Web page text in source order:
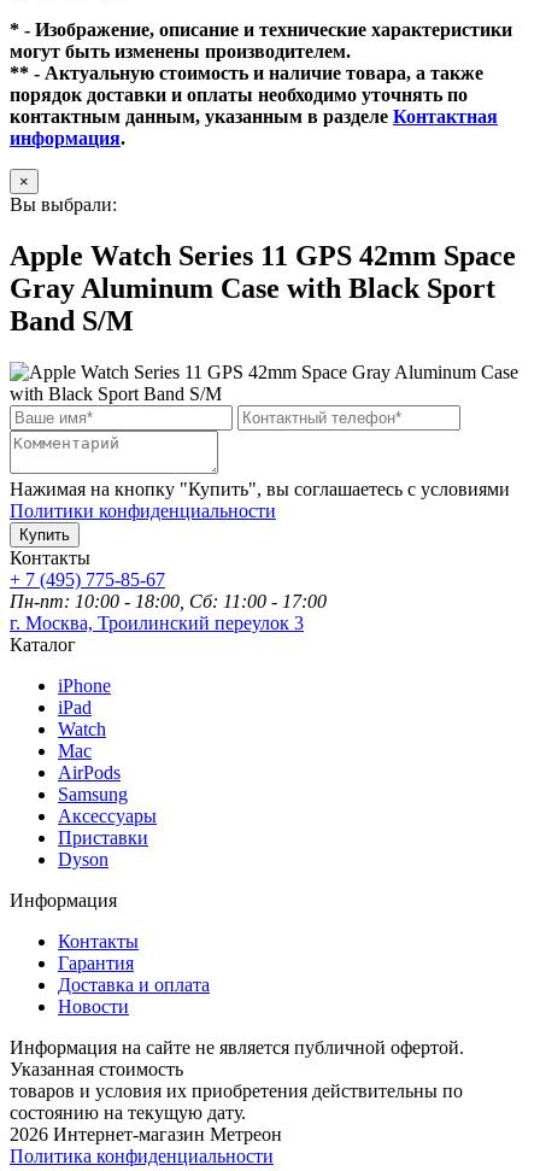
* - Изображение, описание и технические характеристики
могут быть изменены производителем.
** - Актуальную стоимость и наличие товара, а также
порядок доставки и оплаты необходимо уточнять по
контактным данным, указанным в разделе Контактная
информация.
×
Вы выбрали:
Apple Watch Series 11 GPS 42mm Space
Gray Aluminum Case with Black Sport
Band S/M
Нажимая на кнопку "Купить", вы соглашаетесь с условиями
Политики конфиденциальности
Купить
Контакты
+ 7 (495) 775-85-67
Пн-пт: 10:00 - 18:00, Сб: 11:00 - 17:00
г. Москва, Троилинский переулок 3
Каталог
iPhone
iPad
Watch
Mac
AirPods
Samsung
Аксессуары
Приставки
Dyson
Информация
Контакты
Гарантия
Доставка и оплата
Новости
Информация на сайте не является публичной офертой.
Указанная стоимость
товаров и условия их приобретения действительны по
состоянию на текущую дату.
2026 Интернет-магазин Метреон
Политика конфиденциальности